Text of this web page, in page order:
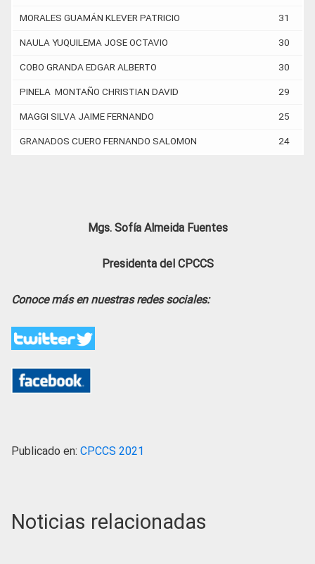
MORALES GUAMÁN KLEVER PATRICIO 31
NAULA YUQUILEMA JOSE OCTAVIO 30
COBO GRANDA EDGAR ALBERTO 30
PINELA MONTAÑO CHRISTIAN DAVID 29
MAGGI SILVA JAIME FERNANDO 25
GRANADOS CUERO FERNANDO SALOMON 24
Mgs. Sofía Almeida Fuentes
Presidenta del CPCCS
Conoce más en nuestras redes sociales:
Publicado en: CPCCS 2021
Noticias relacionadas